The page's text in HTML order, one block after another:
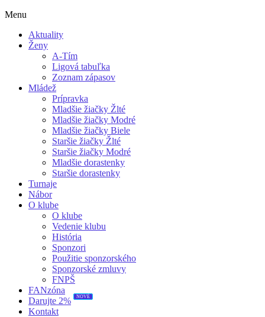
Menu
Aktuality
Ženy
A-Tím
Ligová tabuľka
Zoznam zápasov
Mládež
Prípravka
Mladšie žiačky Žlté
Mladšie žiačky Modré
Mladšie žiačky Biele
Staršie žiačky Žlté
Staršie žiačky Modré
Mladšie dorastenky
Staršie dorastenky
Turnaje
Nábor
O klube
O klube
Vedenie klubu
História
Sponzori
Použitie sponzorského
Sponzorské zmluvy
FNPŠ
FANzóna
Darujte 2%
NOVÉ
Kontakt